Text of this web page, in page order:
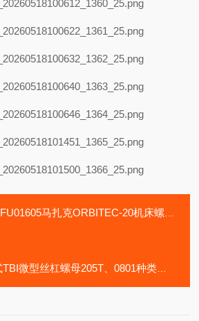
马扎克ORBITEC-20机床螺母SFYR05050A2D-A
微型丝杠螺母205T、0801种类循环方式分